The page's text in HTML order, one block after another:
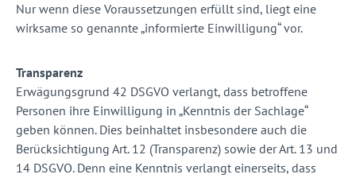
Nur wenn diese Voraussetzungen erfüllt sind, liegt eine
wirksame so genannte „informierte Einwilligung“ vor.
Transparenz
Erwägungsgrund 42 DSGVO verlangt, dass betroffene
Personen ihre Einwilligung in „Kenntnis der Sachlage“
geben können. Dies beinhaltet insbesondere auch die
Berücksichtigung Art. 12 (Transparenz) sowie der Art. 13 und
14 DSGVO. Denn eine Kenntnis verlangt einerseits, dass